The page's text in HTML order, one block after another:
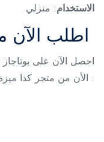
الاستخدام: منزلي
اطلب الآن
. الأن من متجر كذا